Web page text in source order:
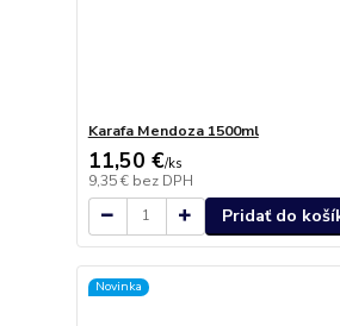
Karafa Mendoza 1500ml
11,50 €/ks
9,35 € bez DPH
Pridať do
Novinka